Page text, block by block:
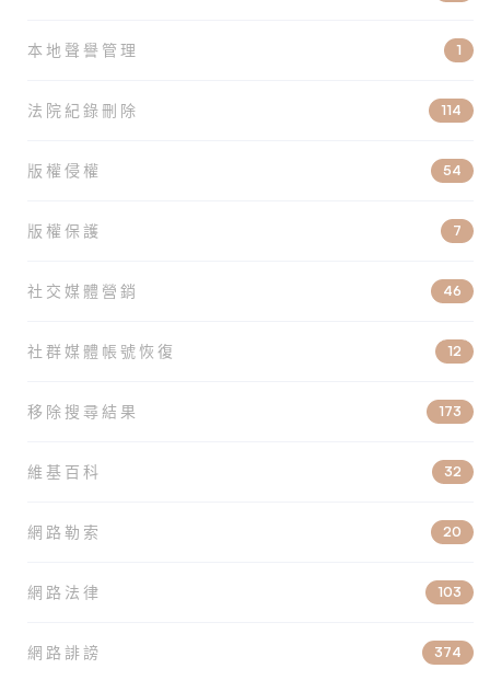
本地聲譽管理 1
法院紀錄刪除 114
版權侵權 54
版權保護 7
社交媒體營銷 46
社群媒體帳號恢復 12
移除搜尋結果 173
維基百科 32
網路勒索 20
網路法律 103
網路誹謗 374